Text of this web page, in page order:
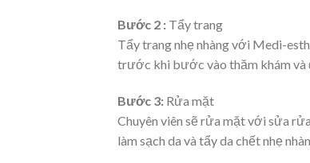
Bước 2 : Tẩy trang
Tẩy trang nhẹ nhàng với Medi-
trước khi bước vào thăm khám và
Bước 3: Rửa mặt
Chuyên viên sẽ rửa mặt với sửa
làm sạch da và tẩy da chết nhẹ